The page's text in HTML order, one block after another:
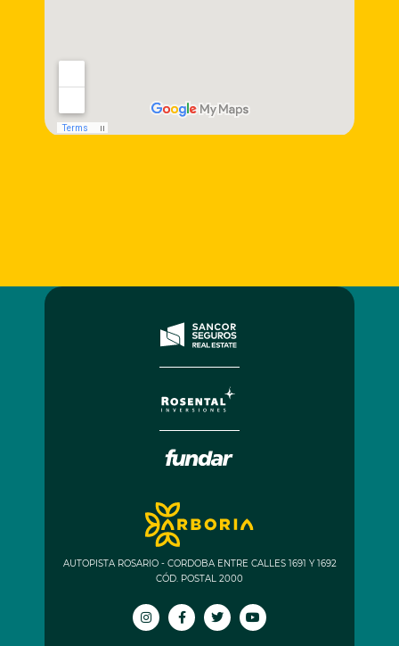
AUTOPISTA ROSARIO - CORDOBA ENTRE CALLES 1691 Y 1692
CÓD. POSTAL 2000